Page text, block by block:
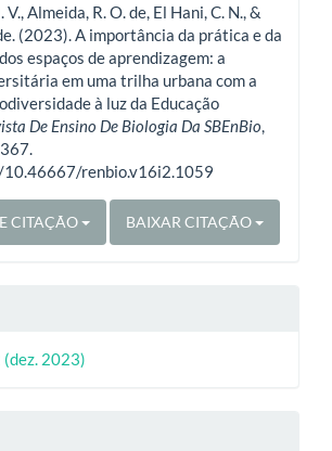
Almeida, R. O. de, El Hani, C. N., &
(2023). A importância da prática e da
espaços de aprendizagem: a
em uma trilha urbana com a
à luz da Educação
De Ensino De Biologia Da SBEnBio,
renbio.v16i2.1059
CITAÇÃO BAIXAR CITAÇÃO
(dez. 2023)